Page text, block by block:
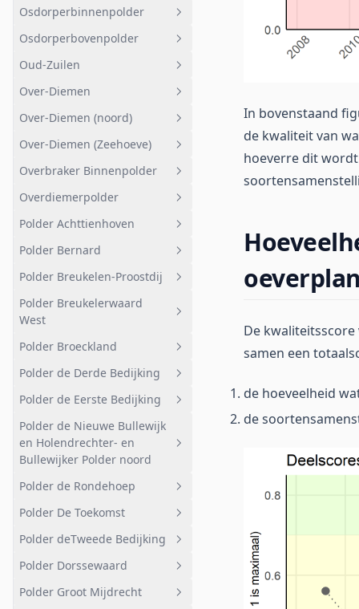
Nuoncentrale
Diemerzeedijk
Hoeker- en Garstenpolder
noord-puntje
Hoogspanningstracé
Haven
Maxis
T.b.v. drinkwater
Afstromend naar boezem -
Overig
Petgaten
Geheel afwateringsgebied
Oosterpark
Osdorperbinnenpolder
Geheel afwateringsgebied
Veenweide
Geuzenveld
De Kluut 2
VTP Tigeno en Eendracht
Polder
Tom Schreurweg
Osdorperbovenpolder
Geheel afwateringsgebied
Osdorperbovenpolder
Bovensloot
Oud-Zuilen
Geheel afwateringsgebied
Oud-Zuilen
Over-Diemen
Geheel afwateringsgebied
Elektriciteitscentrale
Over-Diemen (noord)
Geheel afwateringsgebied
Over-Diemen (noord)
Over-Diemen (Zeehoeve)
Geheel afwateringsgebied
Over-Diemen (Zeehoeve)
Overbraker Binnenpolder
Geheel afwateringsgebied
Volkstuinen
Noord-oost
Overdiemerpolder
Geheel afwateringsgebied
Overdiemerpolder
Polder Achttienhoven
Geheel afwateringsgebied
Gagelweg Kooidijk
Gagelbos
Polder Bernard
Geheel afwateringsgebied
Polder Bernard
Polder Breukelen-Proostdij
Geheel afwateringsgebied
Polder Breukelerwaard
West
Geheel afwateringsgebied
Bemalen gebied
Deelgebied 2
Deelgebied 3
Deelgebied 4
Deelgebied 5
Polder Broeckland
Geheel afwateringsgebied
Polder Broeckland
Polder de Derde Bedijking
Geheel afwateringsgebied
Landelijk
Stedelijk
Natuur
Kassen
Polder de Eerste Bedijking
Geheel afwateringsgebied
West
Oost
Polder de Nieuwe Bullewijk
en Holendrechter- en
Bullewijker Polder noord
Geheel afwateringsgebied
Ouderkerkerplas
Korte Dwarsweg
Ouderkerk aan de Amstel
Bullewijk en AMC
Polder de Rondehoep
Geheel afwateringsgebied
Bemalen gebied
Zuid-west
Noord-west
Polder De Toekomst
Geheel afwateringsgebied
Polder De Toekomst
Polder deTweede Bedijking
Geheel afwateringsgebied
Polder deTweede Bedijking
Polder Dorssewaard
Geheel afwateringsgebied
Polder Groot Mijdrecht
In bovenstaand
de kwaliteit van
hoeverre dit
De
samen een
de hoeveelheid
de